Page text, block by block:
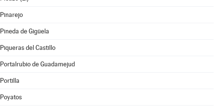
Pinarejo
Pineda de Gigüela
Piqueras del Castillo
Portalrubio de Guadamejud
Portilla
Poyatos